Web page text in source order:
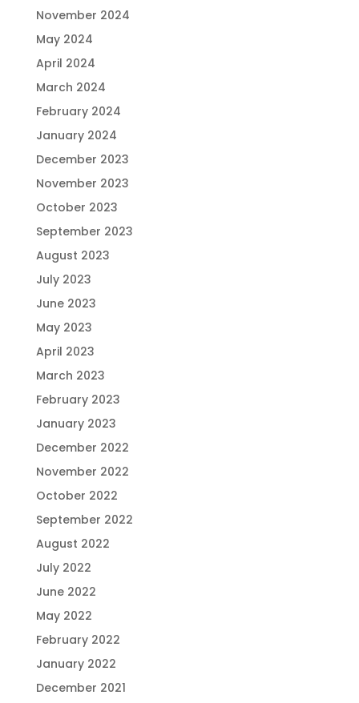
November 2024
May 2024
April 2024
March 2024
February 2024
January 2024
December 2023
November 2023
October 2023
September 2023
August 2023
July 2023
June 2023
May 2023
April 2023
March 2023
February 2023
January 2023
December 2022
November 2022
October 2022
September 2022
August 2022
July 2022
June 2022
May 2022
February 2022
January 2022
December 2021